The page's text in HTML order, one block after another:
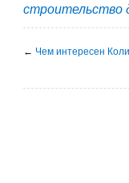
строительство
← Чем интересен